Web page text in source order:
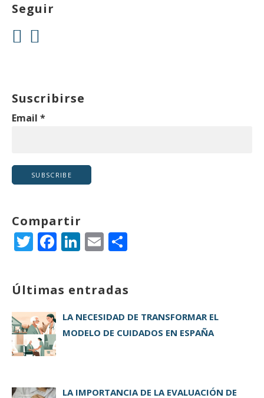
Seguir
Suscribirse
Email *
Compartir
T
it
te
r
F
e
b
o
Li
k
e
dI
n
E
ai
l p
a
rt
Últimas entradas
LA NECESIDAD DE TRANSFORMAR EL
MODELO DE CUIDADOS EN ESPAÑA
LA IMPORTANCIA DE LA EVALUACIÓN DE